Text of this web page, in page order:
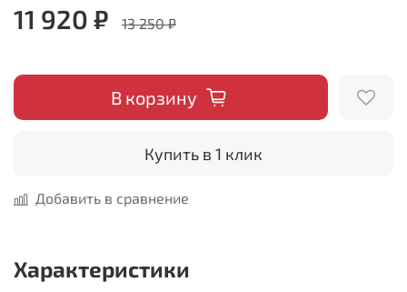
11 920 ₽ 13 250 ₽
В корзину
Купить в 1 клик
Добавить в сравнение
Характеристики